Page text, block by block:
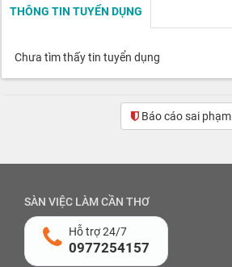
THÔNG TIN TUYỂN DỤNG
Chưa tìm thấy tin tuyển dụng
Báo cáo sai phạm
SÀN VIỆC LÀM CẦN THƠ
Hỗ trợ 24/7
0977254157